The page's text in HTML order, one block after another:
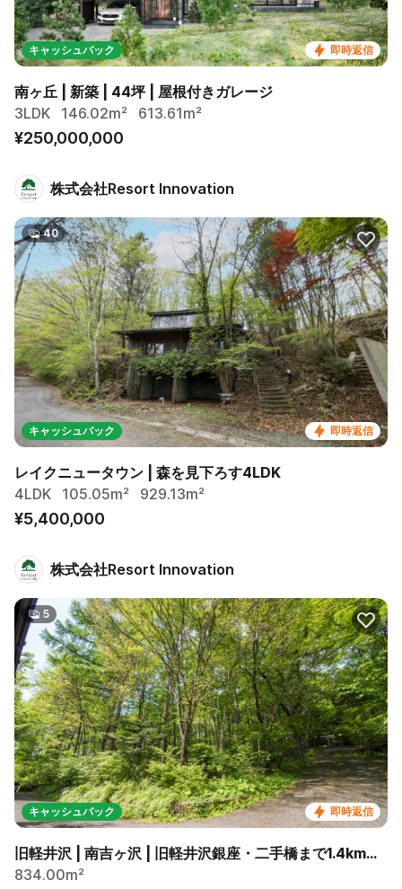
即時返信
キャッシュバック
南ヶ丘 | 新築 | 44坪 | 屋根付きガレージ
3LDK
146.02m² 613.61m²
¥250,000,000
株式会社Resort Innovation
即時返信
キャッシュバック
40
レイクニュータウン | 森を見下ろす4LDK
4LDK
105.05m² 929.13m²
¥5,400,000
株式会社Resort Innovation
即時返信
キャッシュバック
5
旧軽井沢 | 南吉ヶ沢 | 旧軽井沢銀座・二手橋まで1.4km、徒歩23分。 碓氷峠西側の由緒ある別荘地
834.00m²